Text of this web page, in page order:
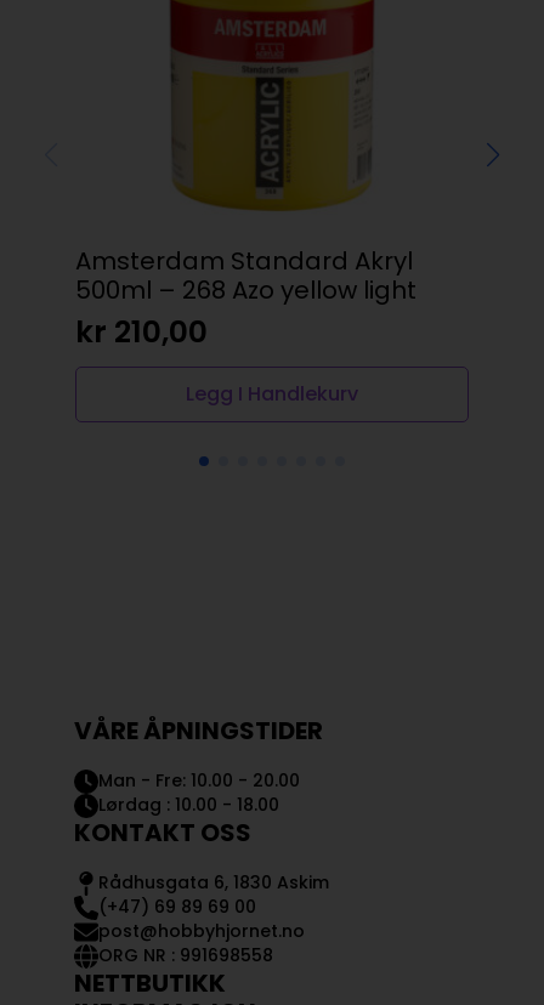
Amsterdam Standard Akryl
500ml – 268 Azo yellow light
kr 210,00
Legg I Handlekurv
VÅRE ÅPNINGSTIDER
Man - Fre: 10.00 - 20.00
Lørdag : 10.00 - 18.00
KONTAKT OSS
Rådhusgata 6, 1830 Askim
(+47) 69 89 69 00
post@hobbyhjornet.no
ORG NR : 991698558
NETTBUTIKK